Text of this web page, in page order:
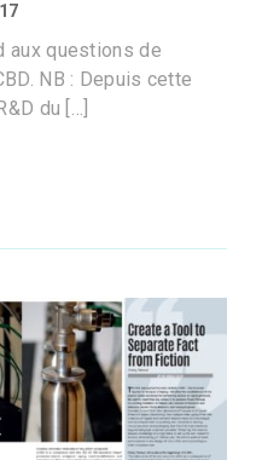
aux questions de
NB : Depuis cette
du […]